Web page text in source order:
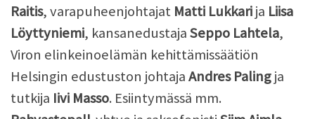
Raitis, varapuheenjohtajat Matti Lukkarija Liisa
Löyttyniemi, kansanedustajaSeppo Lahtela,
Viron elinkeinoelämän kehittämissäätiön
Helsingin edustuston johtajaAndres Palingja
tutkija Iivi Masso. Esiintymässä mm.